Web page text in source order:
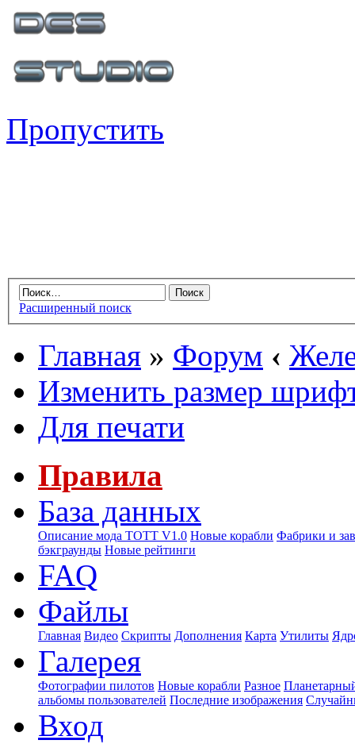
Пропустить
Расширенный поиск
Главная » Форум ‹
Изменить размер
Для печати
Правила
База данных
Описание мода ТОТТ V1.0 Новые корабли Фабрики и
бэкграунды Новые рейтинги
FAQ
Файлы
Главная Видео Скрипты Дополнения Карта Утилиты
Галерея
Фотографии пилотов Новые корабли Разное
альбомы пользователей Последние изображения
Вход